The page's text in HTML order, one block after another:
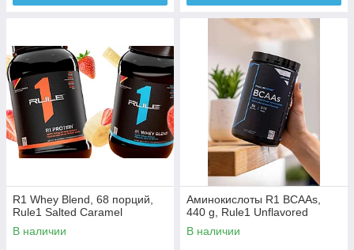
R1 Whey Blend, 68 порций,
Rule1 Salted Caramel
В наличии
Аминокислоты R1 BCAAs,
440 g, Rule1 Unflavored
В наличии